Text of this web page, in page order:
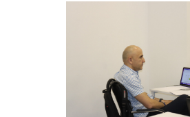
ᲠᲔᲓᲑᲐᲣᲓᲘᲡ
ᲣᲜᲘᲕᲔᲠᲡᲘᲢᲔᲢᲨᲘ